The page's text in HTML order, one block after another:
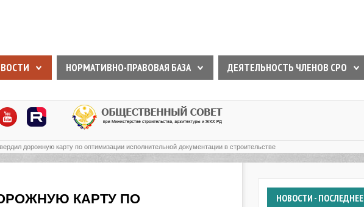
НОРМАТИВНО-ПРАВОВАЯ БАЗА ДЕЯТЕЛЬНОСТЬ ЧЛЕНОВ СРО
дорожную карту по оптимизации исполнительной документации в строительстве
КАРТУ ПО
НОВОСТИ - ПОСЛЕДНЕЕ